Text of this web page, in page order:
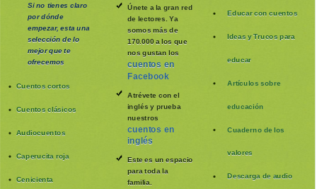
Si no tienes claro
por dónde
empezar, esta una
selección de lo
mejor que te
ofrecemos
Cuentos cortos
Cuentos clásicos
Audiocuentos
Caperucita roja
Cenicienta
Únete a la gran red
de lectores. Ya
somos más de
170.000 a los que
nos gustan los
cuentos en
Facebook
Atrévete con el
inglés y prueba
nuestros
cuentos en
inglés
Este es un espacio
para toda la
familia.
Educar con cuentos
Ideas y Trucos para
educar
Artículos sobre
educación
Cuaderno de los
valores
Descarga de audio